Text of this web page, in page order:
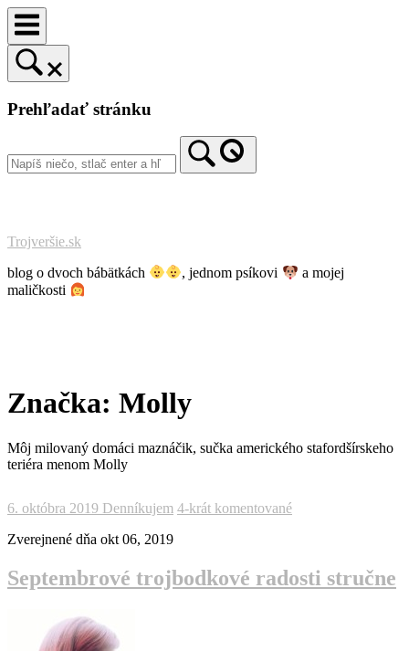
Prejsť
na
obsah
Prehľadať stránku
Trojveršie.sk
blog o dvoch bábätkách , jednom psíkovi
a mojej
maličkosti
Značka: Molly
Môj milovaný domáci maznáčik, sučka amerického stafordšírskeho
teriéra menom Molly
6. októbra 2019 Denníkujem 4-krát komentované
Zverejnené dňa okt 06, 2019
Septembrové trojbodkové radosti stručne